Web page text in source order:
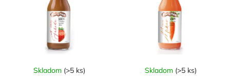
Skladom (>5 ks) Skladom (>5 ks)